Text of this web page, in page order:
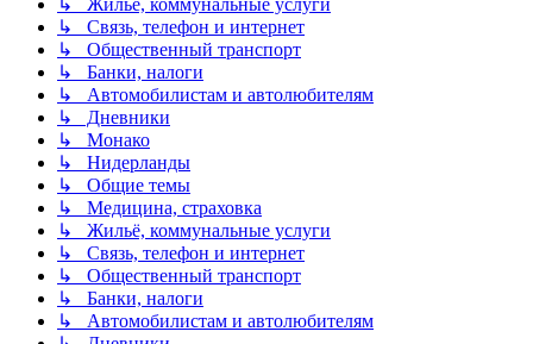
↳ Связь, телефон и интернет
↳ Общественный транспорт
↳ Банки, налоги
↳ Автомобилистам и автолюбителям
↳ Дневники
↳ Монако
↳ Нидерланды
↳ Общие темы
↳ Медицина, страховка
↳ Жильё, коммунальные услуги
↳ Связь, телефон и интернет
↳ Общественный транспорт
↳ Банки, налоги
↳ Автомобилистам и автолюбителям